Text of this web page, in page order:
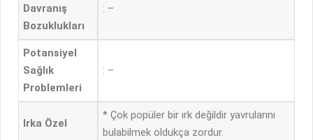
Davranış
Bozuklukları
: –
Potansiyel
Sağlık
Problemleri
: –
Irka Özel
* Çok popüler bir ırk değildir yavrularını
bulabilmek oldukça zordur.